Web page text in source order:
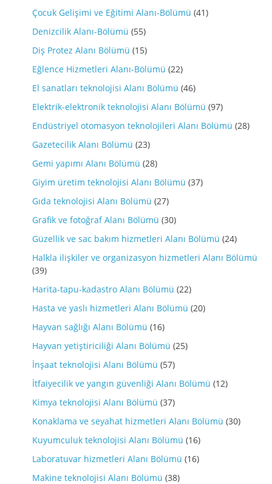
Çocuk Gelişimi ve Eğitimi Alanı-Bölümü (41)
Denizcilik Alanı-Bölümü (55)
Diş Protez Alanı Bölümü (15)
Eğlence Hizmetleri Alanı-Bölümü (22)
El sanatları teknolojisi Alanı Bölümü (46)
Elektrik-elektronik teknolojisi Alanı Bölümü (97)
Endüstriyel otomasyon teknolojileri Alanı Bölümü (28)
Gazetecilik Alanı Bölümü (23)
Gemi yapımı Alanı Bölümü (28)
Giyim üretim teknolojisi Alanı Bölümü (37)
Gıda teknolojisi Alanı Bölümü (27)
Grafik ve fotoğraf Alanı Bölümü (30)
Güzellik ve sac bakım hizmetleri Alanı Bölümü (24)
Halkla ilişkiler ve organizasyon hizmetleri Alanı Bölümü
(39)
Harita-tapu-kadastro Alanı Bölümü (22)
Hasta ve yaslı hizmetleri Alanı Bölümü (20)
Hayvan sağlığı Alanı Bölümü (16)
Hayvan yetiştiriciliği Alanı Bölümü (25)
İnşaat teknolojisi Alanı Bölümü (57)
İtfaiyecilik ve yangın güvenliği Alanı Bölümü (12)
Kimya teknolojisi Alanı Bölümü (37)
Konaklama ve seyahat hizmetleri Alanı Bölümü (30)
Kuyumculuk teknolojisi Alanı Bölümü (16)
Laboratuvar hizmetleri Alanı Bölümü (16)
Makine teknolojisi Alanı Bölümü (38)